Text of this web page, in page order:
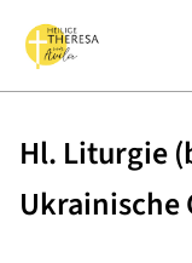
Hl. Liturgie
Ukrainische